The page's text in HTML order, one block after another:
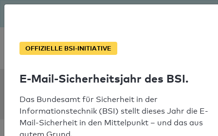
Soforthilfe bei Notfällen
werkraum.net
OFFIZIELLE BSI-INITIATIVE
E-Mail-Sicherheitsjahr des BSI.
Das Bundesamt für Sicherheit in der
Informationstechnik (BSI) stellt dieses Jahr die E-
Mail-Sicherheit in den Mittelpunkt – und das aus